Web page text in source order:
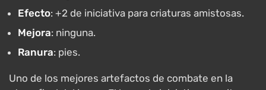
Efecto: +2 de iniciativa para criaturas amistosas.
Mejora: ninguna.
Ranura: pies.
Uno de los mejores artefactos de combate en la